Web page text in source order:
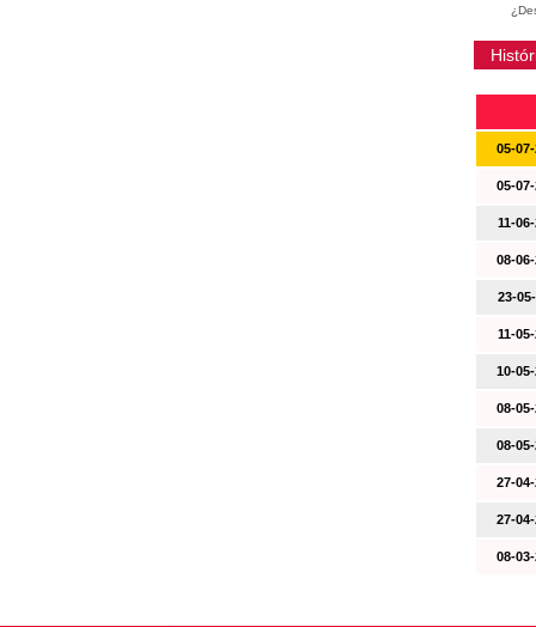
05-
05-
11-
08-
23-
11-
10-
08-
08-
27-
27-
08-